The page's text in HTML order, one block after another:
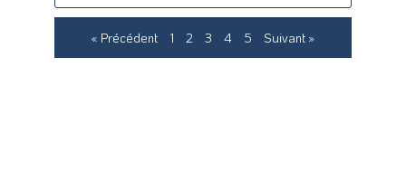
« Précédent 1 2 3 4 5 Suivant »